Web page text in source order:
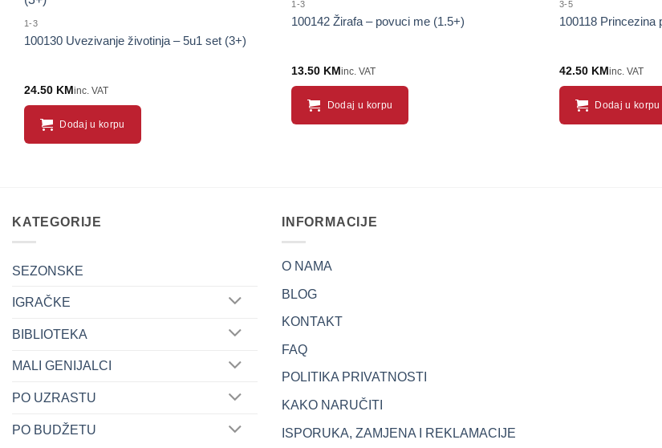
1-3
100130 Uvezivanje životinja – 5u1 set (3+)
24.50 KMinc. VAT
Dodaj u korpu
1-3
100142 Žirafa – povuci me (1.5+)
13.50 KMinc. VAT
Dodaj u korpu
3-5
100118 Princezina
42.50 KMinc. VAT
Dodaj u korpu
KATEGORIJE
SEZONSKE
IGRAČKE
BIBLIOTEKA
MALI GENIJALCI
PO UZRASTU
PO BUDŽETU
INFORMACIJE
O NAMA
BLOG
KONTAKT
FAQ
POLITIKA PRIVATNOSTI
KAKO NARUČITI
ISPORUKA, ZAMJENA I REKLAMACIJE